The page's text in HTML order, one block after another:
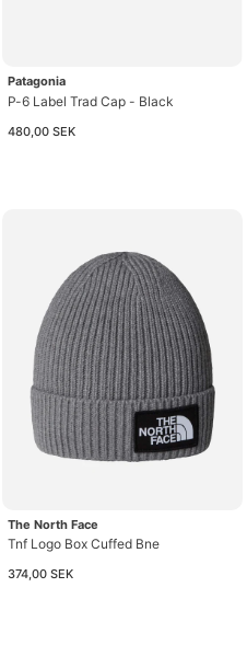
Patagonia
P-6 Label Trad Cap - Black
480,00 SEK
The North Face
Tnf Logo Box Cuffed Bne
374,00 SEK